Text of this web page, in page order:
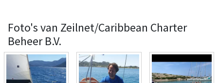
Foto's van Zeilnet/Caribbean Charter
Beheer B.V.